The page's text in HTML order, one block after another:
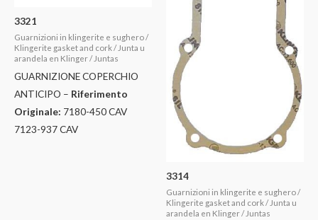
3321
Guarnizioni in klingerite e sughero /
Klingerite gasket and cork / Junta u
arandela en Klinger / Juntas
GUARNIZIONE COPERCHIO
ANTICIPO – Riferimento
Originale: 7180-450 CAV
7123-937 CAV
3314
Guarnizioni in klingerite e sughero /
Klingerite gasket and cork / Junta u
arandela en Klinger / Juntas